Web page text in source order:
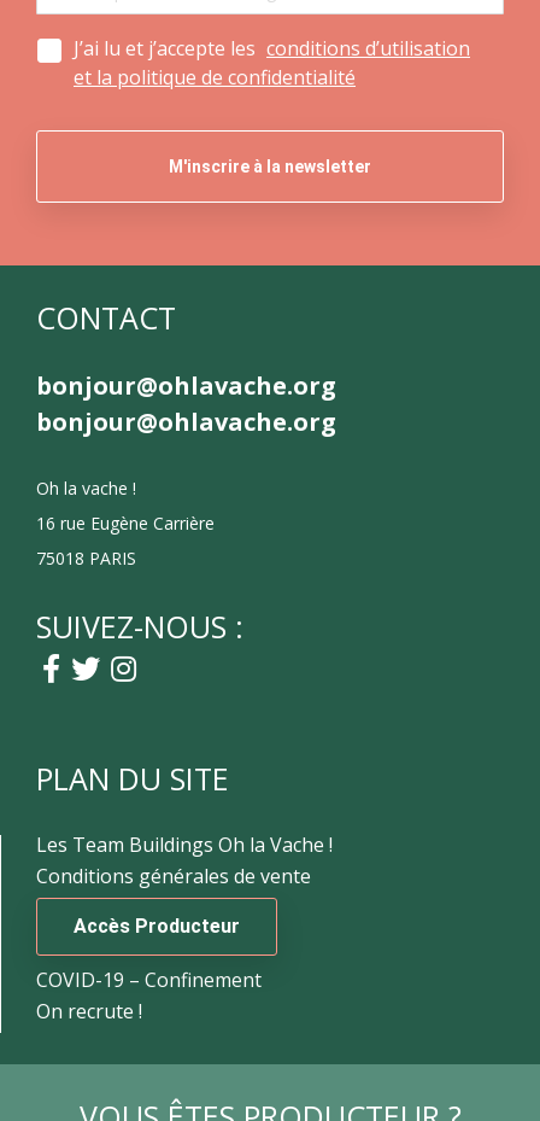
J’ai lu et j’accepte les conditions d’utilisation
et la politique de confidentialité
CONTACT
bonjour@ohlavache.org
bonjour@ohlavache.org
Oh la vache !
16 rue Eugène Carrière
75018 PARIS
SUIVEZ-NOUS :
PLAN DU SITE
Les Team Buildings Oh la Vache !
Conditions générales de vente
Accès Producteur
COVID-19 – Confinement
On recrute !